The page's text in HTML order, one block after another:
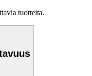
tuotteita.